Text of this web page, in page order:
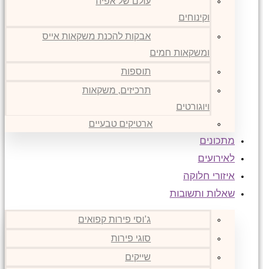
וקינוחים
אבקות להכנת משקאות אייס
ומשקאות חמים
תוספות
תרכיזים, משקאות
ויוגורטים
ארטיקים טבעיים
מתכונים
לאירועים
איזורי חלוקה
שאלות ותשובות
ג’וסי פירות קפואים
סוגי פירות
שייקים